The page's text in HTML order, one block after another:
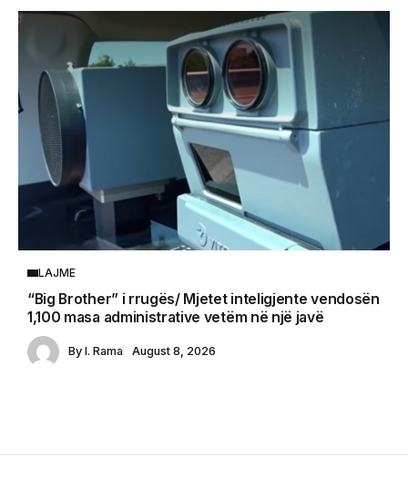
LAJME
“Big Brother” i rrugës/ Mjetet inteligjente vendosën
1,100 masa administrative vetëm në një javë
By I. Rama August 8, 2026